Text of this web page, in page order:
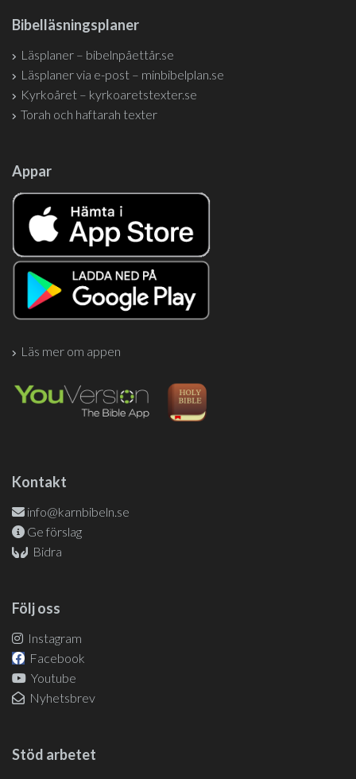
Bibelläsningsplaner
Läsplaner – bibelnpåettår.se
Läsplaner via e-post – minbibelplan.se
Kyrkoåret – kyrkoaretstexter.se
Torah och haftarah texter
Appar
Läs mer om appen
Kontakt
info@karnbibeln.se
Ge förslag
Bidra
Följ oss
Instagram
Facebook
Youtube
Nyhetsbrev
Stöd arbetet